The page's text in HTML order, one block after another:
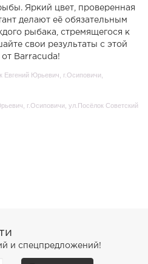
Яркий цвет, проверенная
делают её обязательным
рыбака, стремящегося к
свои результаты с этой
Barracuda!
Юрьевич, г.Осиповичи,
г.Осиповичи, ул.Посёлок Советский
и спецпредложений!